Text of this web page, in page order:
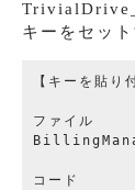
キーをセッ
【キーを貼り
ファイル
コード